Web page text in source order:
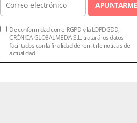
APUNTARME
De conformidad con el RGPD y la LOPDGDD,
CRÓNICA GLOBALMEDIA S.L. tratará los datos
facilitados con la finalidad de remitirle noticias de
actualidad.